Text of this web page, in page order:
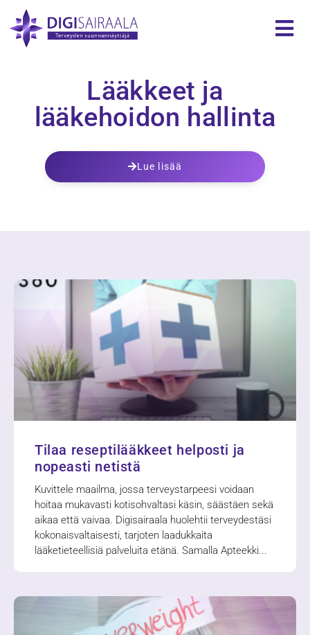
Lääkkeet ja
lääkehoidon hallinta
Lue lisää
Tilaa reseptilääkkeet helposti ja
nopeasti netistä
Kuvittele maailma, jossa terveystarpeesi voidaan
hoitaa mukavasti kotisohvaltasi käsin, säästäen sekä
aikaa että vaivaa. Digisairaala huolehtii terveydestäsi
kokonaisvaltaisesti, tarjoten laadukkaita
lääketieteellisiä palveluita etänä. Samalla Apteekki